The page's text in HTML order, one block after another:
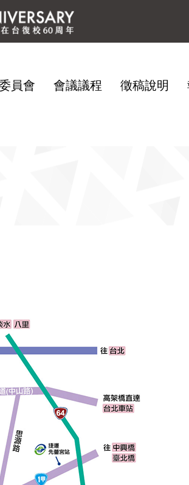
員會 會議議程 徵稿說明